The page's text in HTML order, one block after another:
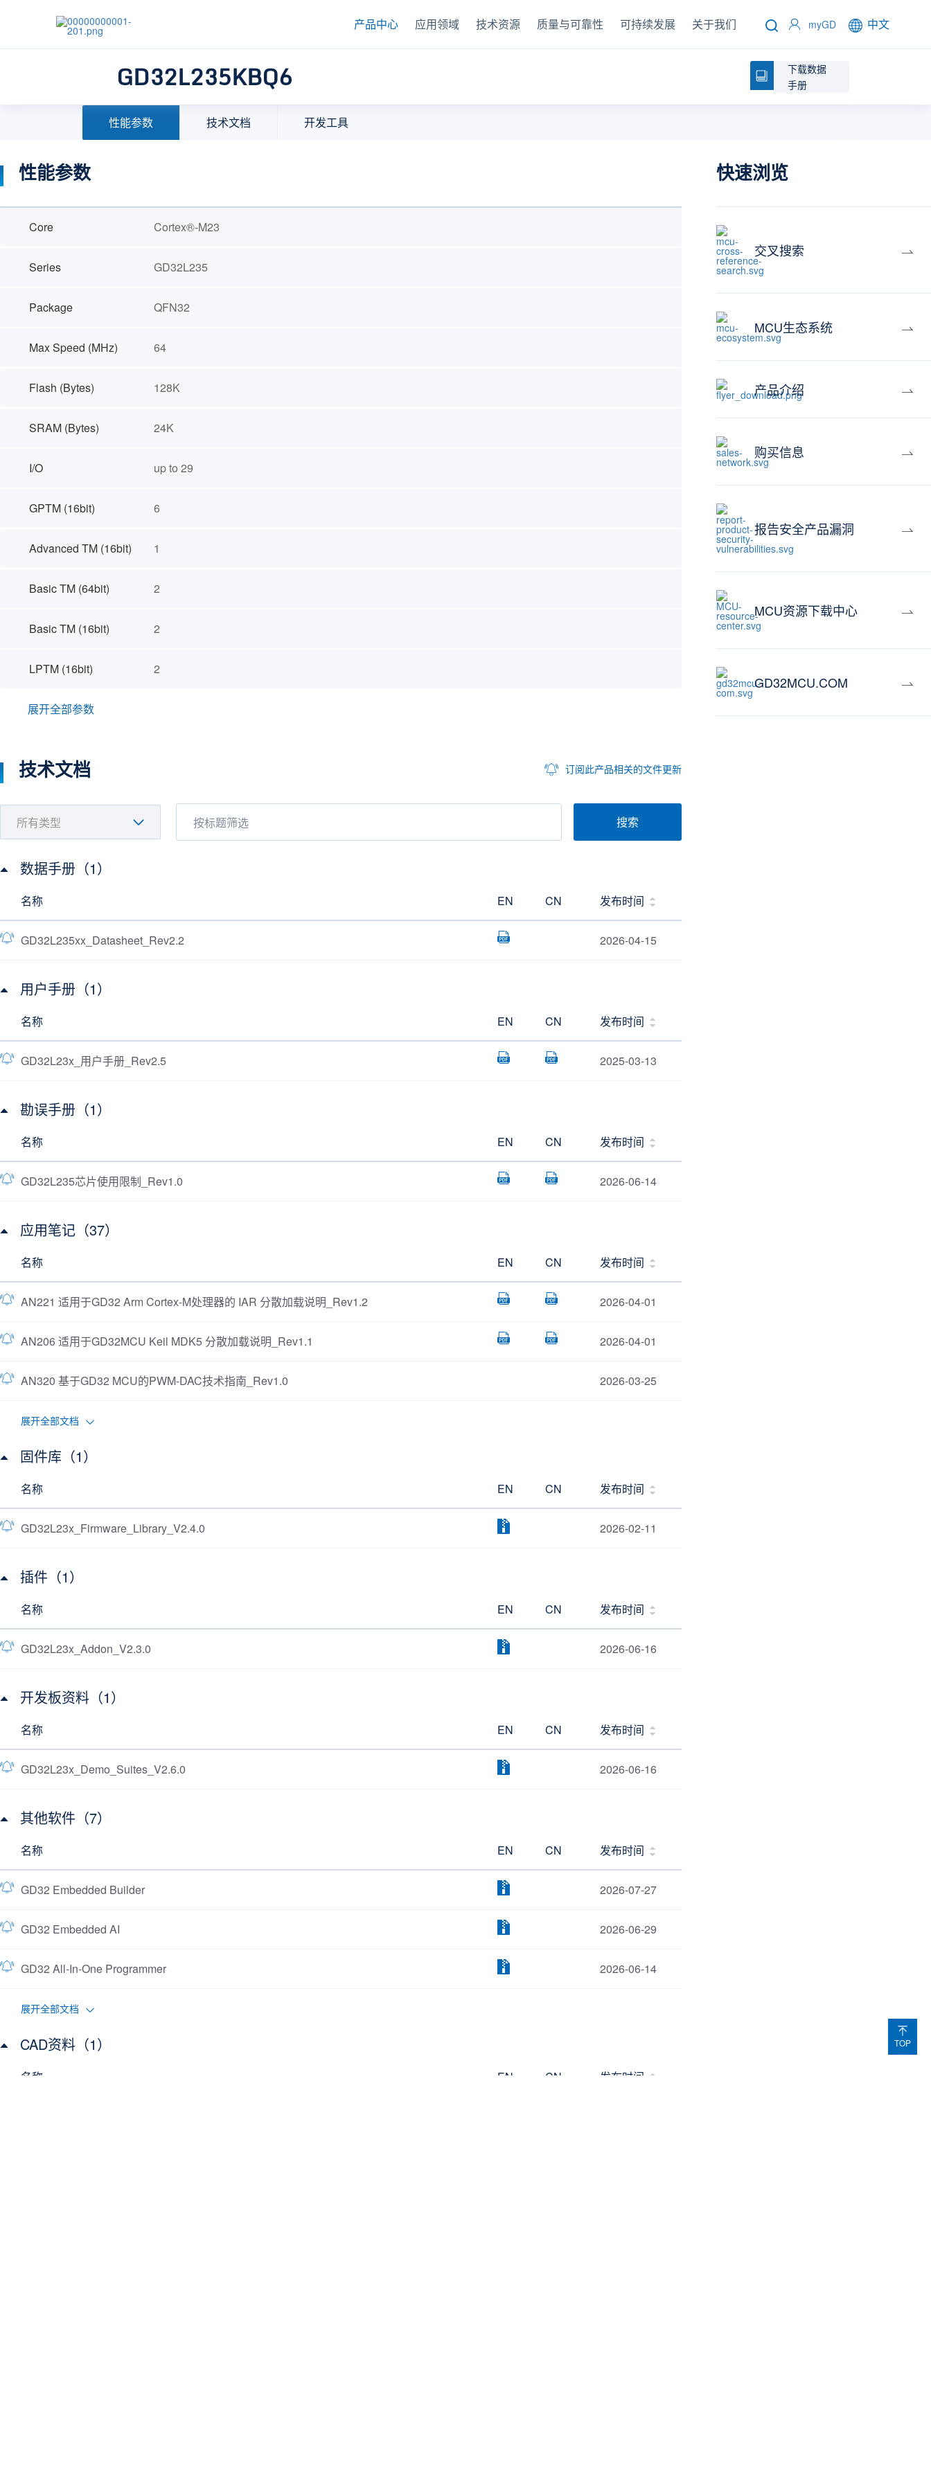
产品中心 应用领域 技术资源 质量与可靠性 可持续发展 关于我们 myGD 中文
GD32L235KBQ6
下载数据
手册
性能参数 技术文档 开发工具
首页 >产品中心 >32位微控制器(MCU) >MCU选择器
性能参数
Core Cortex®-M23
Series GD32L235
Package QFN32
Max Speed (MHz) 64
Flash (Bytes) 128K
SRAM (Bytes) 24K
I/O up to 29
GPTM (16bit) 6
Advanced TM (16bit) 1
Basic TM (64bit) 2
Basic TM (16bit) 2
LPTM (16bit) 2
展开全部参数
技术文档 订阅此产品相关的文件更新
搜索
数据手册（1）
名称 EN CN 发布时间
GD32L235xx_Datasheet_Rev2.2 2026-04-15
用户手册（1）
名称 EN CN 发布时间
GD32L23x_用户手册_Rev2.5 2025-03-13
勘误手册（1）
名称 EN CN 发布时间
GD32L235芯片使用限制_Rev1.0 2026-06-14
应用笔记（37）
名称 EN CN 发布时间
AN221 适用于GD32 Arm Cortex-M处理器的 IAR 分散加载说明_Rev1.2 2026-04-01
AN206 适用于GD32MCU Keil MDK5 分散加载说明_Rev1.1 2026-04-01
AN320 基于GD32 MCU的PWM-DAC技术指南_Rev1.0 2026-03-25
展开全部文档
固件库（1）
名称 EN CN 发布时间
GD32L23x_Firmware_Library_V2.4.0 2026-02-11
插件（1）
名称 EN CN 发布时间
GD32L23x_Addon_V2.3.0 2026-06-16
开发板资料（1）
名称 EN CN 发布时间
GD32L23x_Demo_Suites_V2.6.0 2026-06-16
其他软件（7）
名称 EN CN 发布时间
GD32 Embedded Builder 2026-07-27
GD32 Embedded AI 2026-06-29
GD32 All-In-One Programmer 2026-06-14
展开全部文档
CAD资料（1）
名称 EN CN 发布时间
快速浏览
交叉搜索
MCU生态系统
产品介绍
购买信息
报告安全产品漏洞
MCU资源下载中心
GD32MCU.COM
TOP